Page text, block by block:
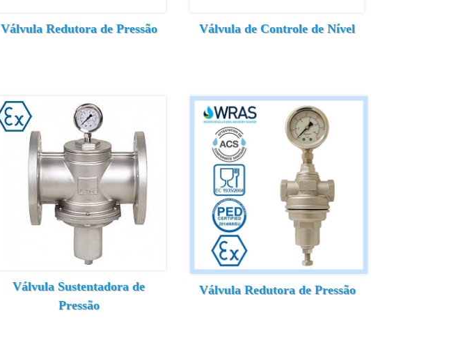
Válvula Redutora de Pressão Válvula de Controle de Nível
Válvula Sustentadora de
Pressão
Válvula Redutora de Pressão